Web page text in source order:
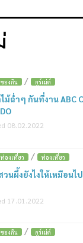
องกิน / กูร์เม่ต์
ม้ฉ่ำๆ กันที่งาน ABC
08.02.2022
องเที่ยว / ท่องเที่ยว
วนผึ้งยังไงให้เหมือน
17.01.2022
องกิน / กูร์เม่ต์